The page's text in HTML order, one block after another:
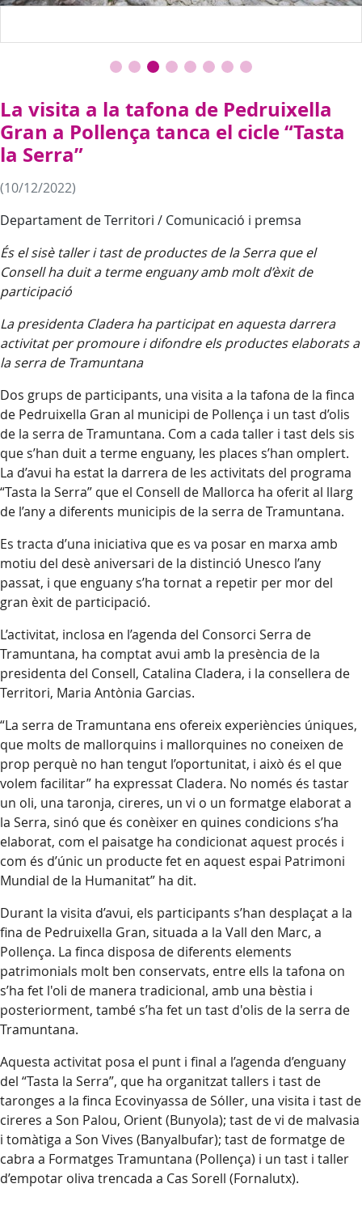
La visita a la tafona de Pedruixella
Gran a Pollença tanca el cicle “Tasta
la Serra”
(10/12/2022)
Departament de Territori / Comunicació i premsa
És el sisè taller i tast de productes de la Serra que el
Consell ha duit a terme enguany amb molt d’èxit de
participació
La presidenta Cladera ha participat en aquesta darrera
activitat per promoure i difondre els productes elaborats a
la serra de Tramuntana
Dos grups de participants, una visita a la tafona de la finca
de Pedruixella Gran al municipi de Pollença i un tast d’olis
de la serra de Tramuntana. Com a cada taller i tast dels sis
que s’han duit a terme enguany, les places s’han omplert.
La d’avui ha estat la darrera de les activitats del programa
“Tasta la Serra” que el Consell de Mallorca ha oferit al llarg
de l’any a diferents municipis de la serra de Tramuntana.
Es tracta d’una iniciativa que es va posar en marxa amb
motiu del desè aniversari de la distinció Unesco l’any
passat, i que enguany s’ha tornat a repetir per mor del
gran èxit de participació.
L’activitat, inclosa en l’agenda del Consorci Serra de
Tramuntana, ha comptat avui amb la presència de la
presidenta del Consell, Catalina Cladera, i la consellera de
Territori, Maria Antònia Garcias.
“La serra de Tramuntana ens ofereix experiències úniques,
que molts de mallorquins i mallorquines no coneixen de
prop perquè no han tengut l’oportunitat, i això és el que
volem facilitar” ha expressat Cladera. No només és tastar
un oli, una taronja, cireres, un vi o un formatge elaborat a
la Serra, sinó que és conèixer en quines condicions s’ha
elaborat, com el paisatge ha condicionat aquest procés i
com és d’únic un producte fet en aquest espai Patrimoni
Mundial de la Humanitat” ha dit.
Durant la visita d’avui, els participants s’han desplaçat a la
fina de Pedruixella Gran, situada a la Vall den Marc, a
Pollença. La finca disposa de diferents elements
patrimonials molt ben conservats, entre ells la tafona on
s’ha fet l'oli de manera tradicional, amb una bèstia i
posteriorment, també s’ha fet un tast d'olis de la serra de
Tramuntana.
Aquesta activitat posa el punt i final a l’agenda d’enguany
del “Tasta la Serra”, que ha organitzat tallers i tast de
taronges a la finca Ecovinyassa de Sóller, una visita i tast de
cireres a Son Palou, Orient (Bunyola); tast de vi de malvasia
i tomàtiga a Son Vives (Banyalbufar); tast de formatge de
cabra a Formatges Tramuntana (Pollença) i un tast i taller
d’empotar oliva trencada a Cas Sorell (Fornalutx).